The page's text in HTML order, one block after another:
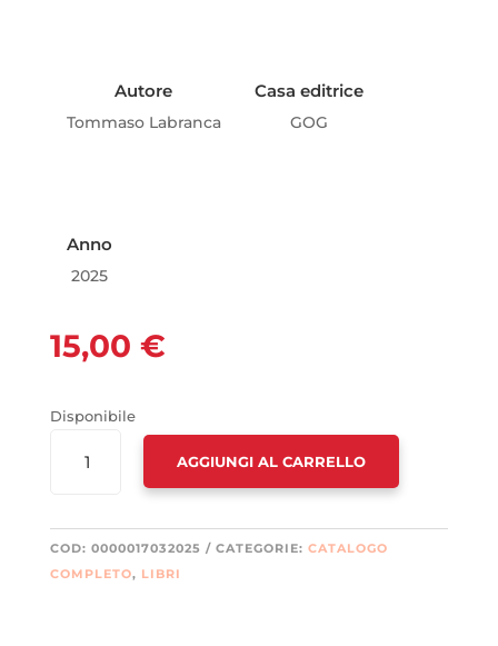
Autore
Tommaso Labranca
Casa editrice
GOG
Anno
2025
15,00 €
Disponibile
WARHOL
COATTO.
VIVERE
AGGIUNGI AL CARRELLO
COD: 0000017032025 CATEGORIE: CATALOGO
COMPLETO, LIBRI